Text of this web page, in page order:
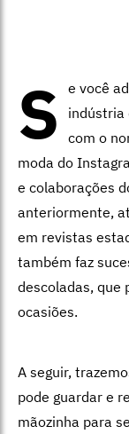
S
e você
indústria
com o
moda do
e colaborações
anteriormente,
em revistas
também faz
descoladas, que
ocasiões.
A seguir,
pode guardar e
mãozinha para